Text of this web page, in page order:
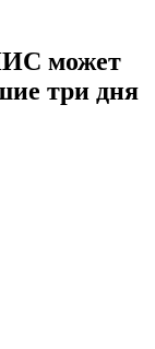
может
три дня